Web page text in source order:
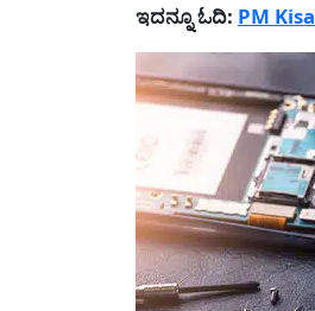
ಇದನ್ನೂ ಓದಿ: PM